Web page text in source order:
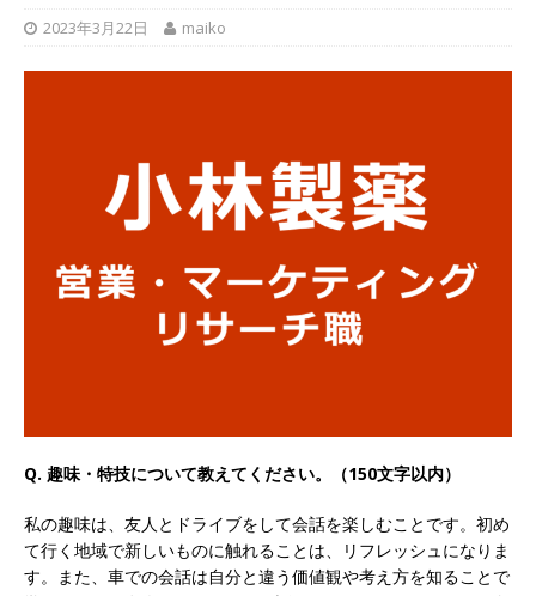
[ 2026年5月15日 ]
学生を求めアスキヤリ限定イベント開催!! 】 世界
以上営業増益を達成 ｜ プライム上場 ｜ カプコン
体育会積極採用企業
[ 2026年5月15日 ] 【 28卒 ｜ 早期選考直結型の
インターン!! 】 M&A仲介業 ｜ 入社2年目の参考
体育会積極採用企業
[ 2026年5月15日 ]
【 28卒 ｜ インターンシップ
参加者は書類選考・一次面接免除 】 M&A総研の
グループ企業 ｜ 日本トップレベルの企業へ幅広
2023年3月22日 maiko
Q. 趣味・特技について教えてください。（150文字以内）
私の趣味は、友人とドライブをして会話を楽しむことです。初め
て行く地域で新しいものに触れることは、リフレッシュになりま
す。また、車での会話は自分と違う価値観や考え方を知ることで